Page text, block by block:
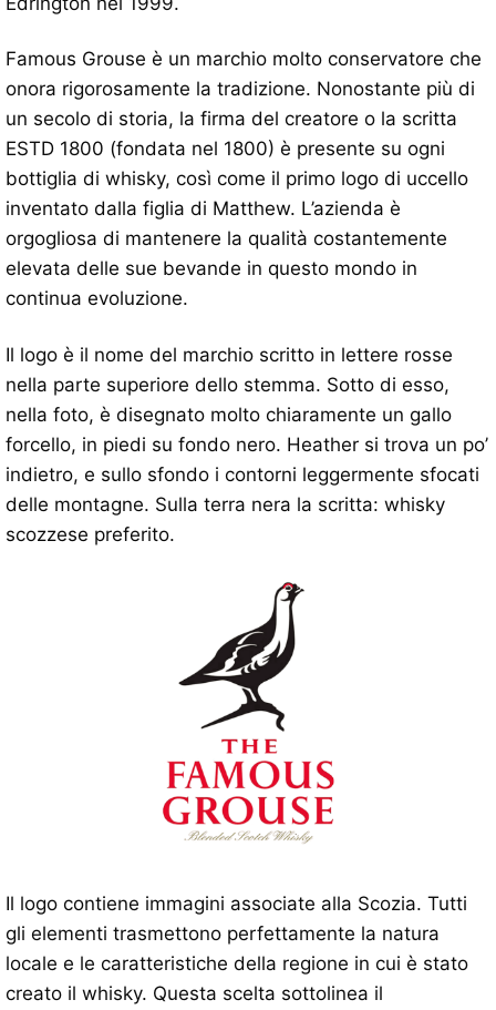
Famous Grouse è un marchio molto conservatore che
onora rigorosamente la tradizione. Nonostante più di
un secolo di storia, la firma del creatore o la scritta
ESTD 1800 (fondata nel 1800) è presente su ogni
bottiglia di whisky, così come il primo logo di uccello
inventato dalla figlia di Matthew. L’azienda è
orgogliosa di mantenere la qualità costantemente
elevata delle sue bevande in questo mondo in
continua evoluzione.
Il logo è il nome del marchio scritto in lettere rosse
nella parte superiore dello stemma. Sotto di esso,
nella foto, è disegnato molto chiaramente un gallo
forcello, in piedi su fondo nero. Heather si trova un po’
indietro, e sullo sfondo i contorni leggermente sfocati
delle montagne. Sulla terra nera la scritta: whisky
scozzese preferito.
Il logo contiene immagini associate alla Scozia. Tutti
gli elementi trasmettono perfettamente la natura
locale e le caratteristiche della regione in cui è stato
creato il whisky. Questa scelta sottolinea il